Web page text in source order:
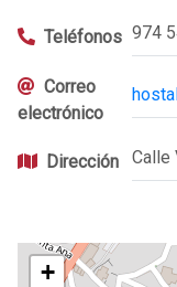
Teléfonos 974
Correo
electrónico
Dirección Calle
+